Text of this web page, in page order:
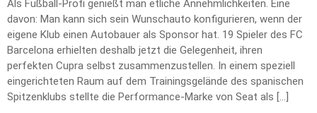
Als Fußball-Profi genießt man etliche Annehmlichkeiten. Eine
davon: Man kann sich sein Wunschauto konfigurieren, wenn der
eigene Klub einen Autobauer als Sponsor hat. 19 Spieler des FC
Barcelona erhielten deshalb jetzt die Gelegenheit, ihren
perfekten Cupra selbst zusammenzustellen. In einem speziell
eingerichteten Raum auf dem Trainingsgelände des spanischen
Spitzenklubs stellte die Performance-Marke von Seat als […]